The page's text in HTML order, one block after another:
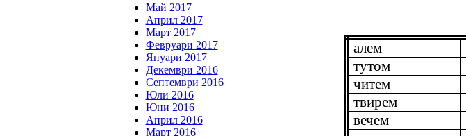
Май 2017
Април 2017
Март 2017
Февруари 2017
Януари 2017
Декември 2016
Септември 2016
Юли 2016
Юни 2016
Април 2016
Март 2016
aлем
тутом
читем
твирем
вечем